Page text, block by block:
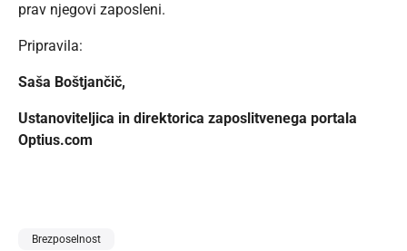
prav njegovi zaposleni.
Pripravila:
Saša Boštjančič,
Ustanoviteljica in direktorica zaposlitvenega portala
Optius.com
Brezposelnost